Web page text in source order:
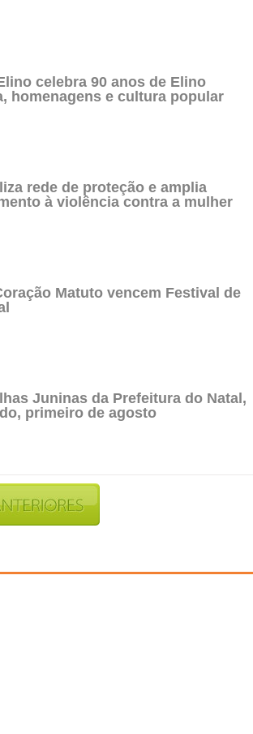
celebra 90 anos de Elino
homenagens e cultura popular
rede de proteção e amplia
à violência contra a mulher
Matuto vencem Festival de
Juninas da Prefeitura do Natal,
primeiro de agosto